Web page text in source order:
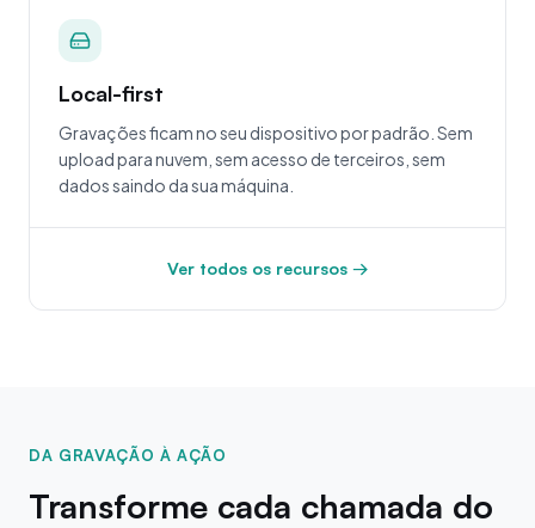
Local-first
Gravações ficam no seu dispositivo por padrão. Sem
upload para nuvem, sem acesso de terceiros, sem
dados saindo da sua máquina.
Ver todos os recursos →
DA GRAVAÇÃO À AÇÃO
Transforme cada chamada do